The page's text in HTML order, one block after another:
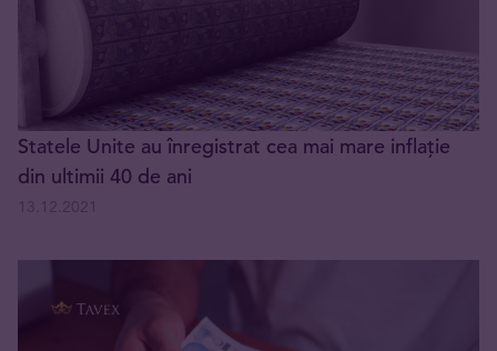
Statele Unite au înregistrat cea mai mare inflație
din ultimii 40 de ani